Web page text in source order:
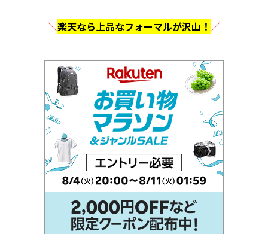
＼楽天なら上品なフォーマルが沢山！ ／